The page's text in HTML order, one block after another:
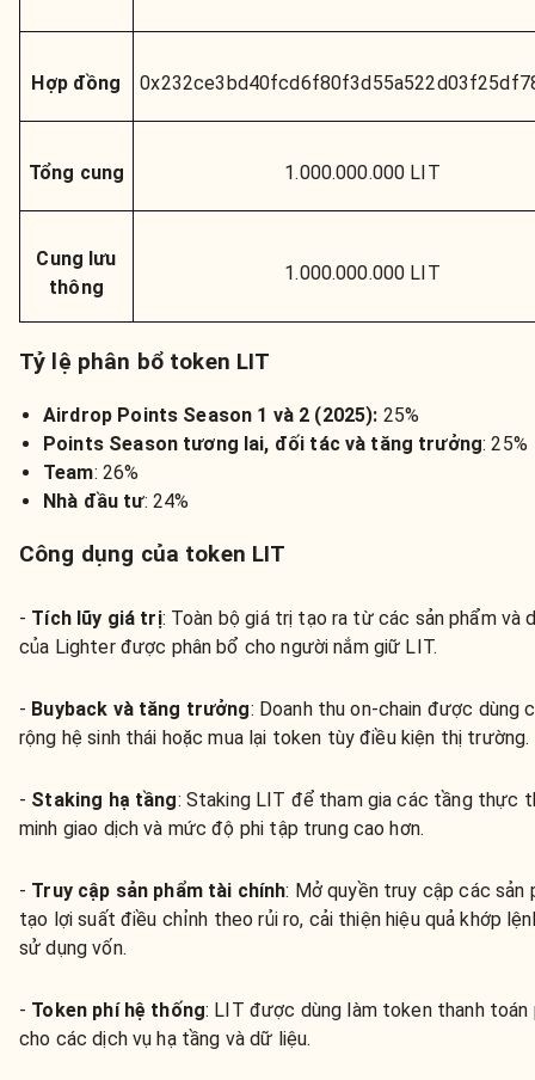
Hợp đồng
Tổng cung 1.000.000.000 LIT
Cung lưu
thông
1.000.000.000 LIT
Tỷ lệ phân bổ token LIT
Airdrop Points Season 1 và 2 (2025): 25%
Points Season tương lai, đối tác và tăng trưởng: 25%
Team: 26%
Nhà đầu tư: 24%
Công dụng của token LIT
- Tích lũy giá trị: Toàn bộ giá trị tạo ra từ các sản phẩm và
của Lighter được phân bổ cho người nắm giữ LIT.
- Buyback và tăng trưởng: Doanh thu on-chain được dùng
rộng hệ sinh thái hoặc mua lại token tùy điều kiện thị trường.
- Staking hạ tầng: Staking LIT để tham gia các tầng thực
minh giao dịch và mức độ phi tập trung cao hơn.
- Truy cập sản phẩm tài chính: Mở quyền truy cập các sản
tạo lợi suất điều chỉnh theo rủi ro, cải thiện hiệu quả khớp
sử dụng vốn.
- Token phí hệ thống: LIT được dùng làm token thanh toán
cho các dịch vụ hạ tầng và dữ liệu.